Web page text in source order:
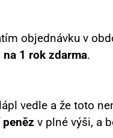
objednávku v
1 rok zdarma.
vedle a že toto
v plné výši, a